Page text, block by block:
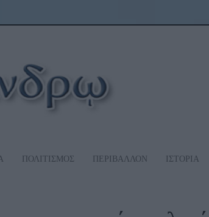
ΠΟΛΙΤΙΣΜΟΣ ΠΕΡΙΒΑΛΛΟΝ ΙΣΤΟΡΙΑ